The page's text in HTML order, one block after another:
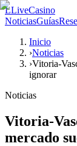
LLiveCasino
NoticiasGuías
Inicio
›Noticias
›Vitoria-
ignorar
Noticias
Vitoria-
mercado